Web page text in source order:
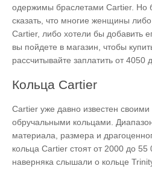
одержимы браслетами Cartier. Но
сказать, что многие женщины
Cartier, либо хотели бы добавить
вы пойдете в магазин, чтобы
рассчитывайте заплатить от 4050
Кольца Cartier
Cartier уже давно известен
обручальными кольцами.
материала, размера и
кольца Cartier стоят от 2000 до
наверняка слышали о кольце